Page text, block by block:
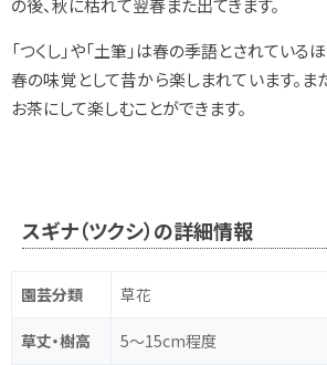
「つくし」や「土筆」は春の季語とされている
春の味覚として昔から楽しまれています。ま
お茶にして楽しむことができます。
スギナ（ツクシ）の詳細情報
園芸分類 草花
草丈・樹高 5～15cm程度